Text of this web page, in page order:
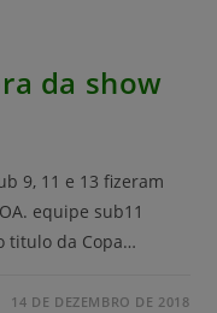
da show
9, 11 e 13 fizeram
equipe sub11
titulo da Copa…
14 DE DEZEMBRO DE 2018